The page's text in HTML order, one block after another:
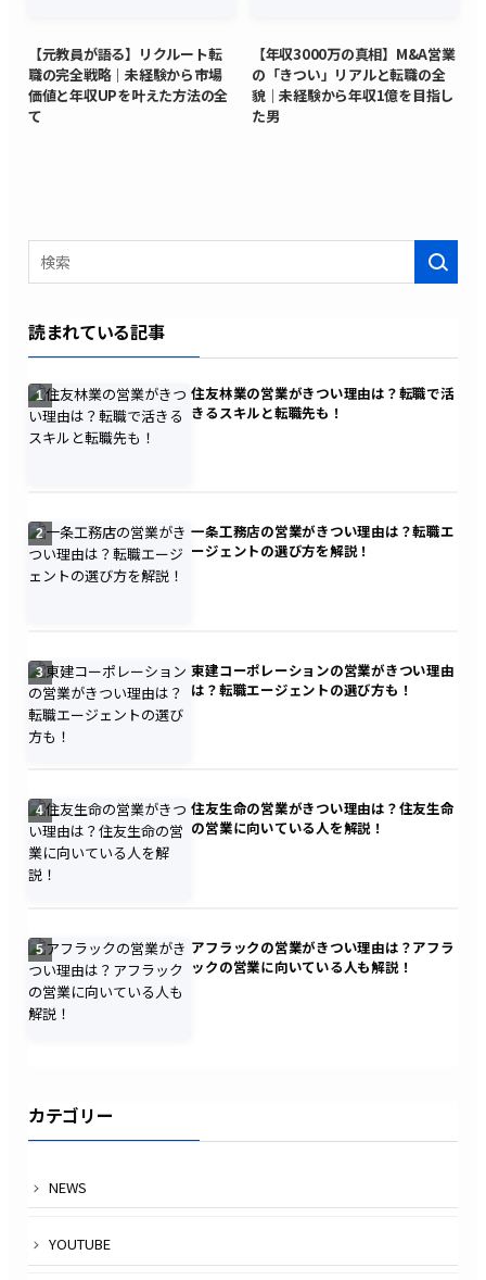
【元教員が語る】リクルート転
職の完全戦略｜未経験から市場
価値と年収UPを叶えた方法の全
て
【年収3000万の真相】M&A営業
の「きつい」リアルと転職の全
貌｜未経験から年収1億を目指し
た男
検索
読まれている記事
1
住友林業の営業がきつい理由は？転職で活
きるスキルと転職先も！
2
一条工務店の営業がきつい理由は？転職エ
ージェントの選び方を解説！
3
東建コーポレーションの営業がきつい理由
は？転職エージェントの選び方も！
4
住友生命の営業がきつい理由は？住友生命
の営業に向いている人を解説！
5
アフラックの営業がきつい理由は？アフラ
ックの営業に向いている人も解説！
カテゴリー
NEWS
YOUTUBE